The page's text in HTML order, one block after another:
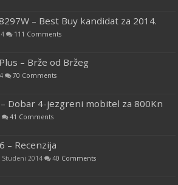
– Best Buy kandidat za 2014.
111 Comments
– Brže od Bržeg
70 Comments
Dobar 4-jezgreni mobitel za 800Kn
41 Comments
– Recenzija
Studeni 2014 40 Comments